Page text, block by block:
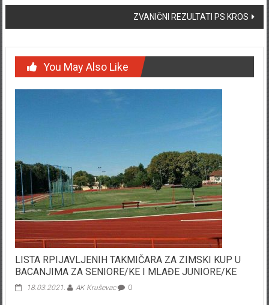
ZVANIČNI REZULTATI PS KROS
You May Also Like
LISTA RPIJAVLJENIH TAKMIČARA ZA ZIMSKI KUP U
BACANJIMA ZA SENIORE/KE I MLAĐE JUNIORE/KE
18.03.2021. AK Kruševac 0